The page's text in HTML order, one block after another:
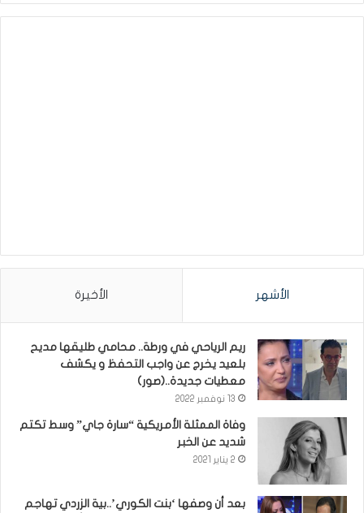
الأشهر الأخيرة
ريم الرياحي في ورطة.. محامي طليقها مديح
بلعيد يخرج عن واجب التحفظ و يكشف
معطيات جديدة..(صور)
13 نوفمبر 2022
وفاة الممثلة الأمريكية “سارة جاي” وسط تكتم
شديد عن الخبر
2 يناير 2021
بعد أن وصفها ‘بنت الكوري’..بية الزردي تهاجم